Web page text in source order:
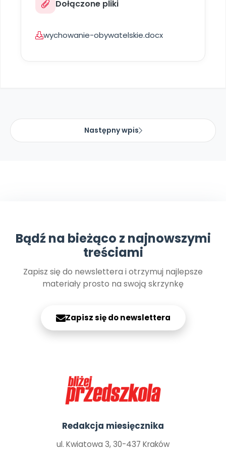
Archiwalne numery
Pomoc
Promocje
Dołączone pliki
wychowanie-obywatelskie.docx
Następny wpis
Bądź na bieżąco z najnowszymi
treściami
Zapisz się do newslettera i otrzymuj najlepsze
materiały prosto na swoją skrzynkę
Zapisz się do newslettera
Redakcja miesięcznika
ul. Kwiatowa 3, 30-437 Kraków